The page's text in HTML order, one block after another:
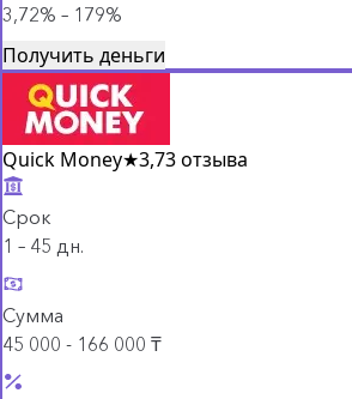
3,72% – 179%
Получить деньги
Quick Money★3,73 отзыва
Срок
1 – 45 дн.
Сумма
45 000 - 166 000 ₸